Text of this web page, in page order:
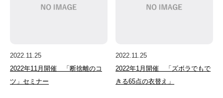
2022.11.25
2022年11月開催 「断捨離のコ
ツ」セミナー
2022.11.25
2022年1月開催 「ズボラでもで
きる65点の衣替え」